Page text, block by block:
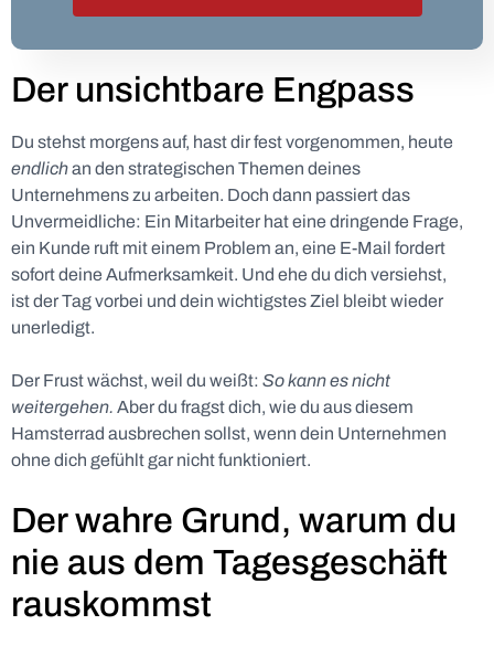
Der unsichtbare Engpass
Du stehst morgens auf, hast dir fest vorgenommen, heute
endlichan den strategischen Themen deines
Unternehmens zu arbeiten. Doch dann passiert das
Unvermeidliche: Ein Mitarbeiter hat eine dringende Frage,
ein Kunde ruft mit einem Problem an, eine E-Mail fordert
sofort deine Aufmerksamkeit. Und ehe du dich versiehst,
ist der Tag vorbei und dein wichtigstes Ziel bleibt wieder
unerledigt.
Der Frust wächst, weil du weißt: So kann es nicht
weitergehen. Aber du fragst dich, wie du aus diesem
Hamsterrad ausbrechen sollst, wenn dein Unternehmen
ohne dich gefühlt gar nicht funktioniert.
Der wahre Grund, warum du
nie aus dem Tagesgeschäft
rauskommst